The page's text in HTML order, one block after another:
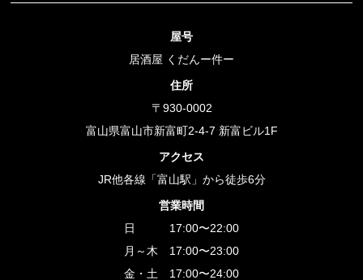
屋号
居酒屋 くだんー件ー
住所
〒930-0002
富山県富山市新富町2-4-7 新富ビル1F
アクセス
JR他各線「富山駅」から徒歩6分
営業時間
日 17:00〜22:00
月～木 17:00〜23:00
金・土 17:00〜24:00